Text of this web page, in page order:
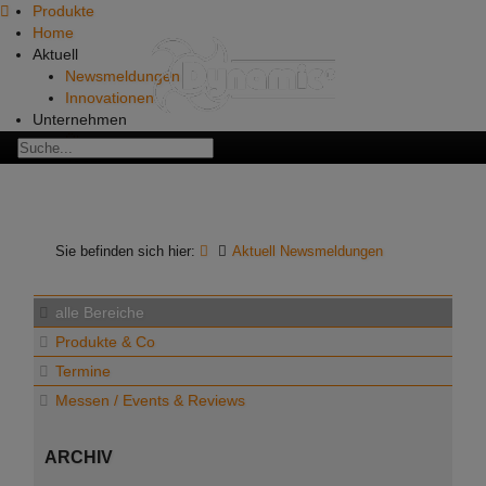
Sie befinden sich hier: Aktuell Newsmeldungen
alle Bereiche
Produkte & Co
Termine
Messen / Events & Reviews
ARCHIV
Produkte
Home
Aktuell
Newsmeldungen
Innovationen
Unternehmen
Über uns
Team
Kochwelt
Service
Reparatur
Downloads
Kataloge & Prospekte
Manuals
Ersatzteile
Bilder